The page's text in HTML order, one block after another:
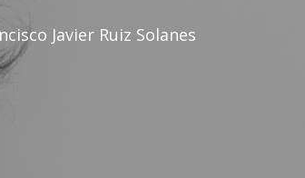
Javier Ruiz Solanes